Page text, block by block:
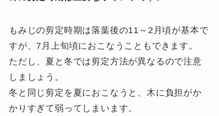
もみじの剪定時期は落葉後の11～2月頃が基本で
すが、7月上旬頃におこなうこともできます。
ただし、夏と冬では剪定方法が異なるので注意
しましょう。
冬と同じ剪定を夏におこなうと、木に負担がか
かりすぎて弱ってしまいます。